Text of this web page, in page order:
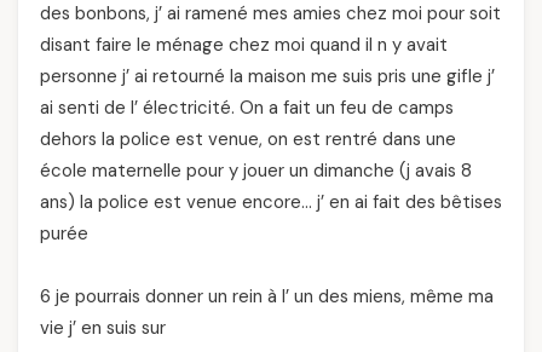
des bonbons, j’ ai ramené mes amies chez moi pour soit
disant faire le ménage chez moi quand il n y avait
personne j’ ai retourné la maison me suis pris une gifle j’
ai senti de l’ électricité. On a fait un feu de camps
dehors la police est venue, on est rentré dans une
école maternelle pour y jouer un dimanche (j avais 8
ans) la police est venue encore… j’ en ai fait des bêtises
purée
6 je pourrais donner un rein à l’ un des miens, même ma
vie j’ en suis sur